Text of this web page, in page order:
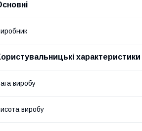
характеристики
виробу
виробу